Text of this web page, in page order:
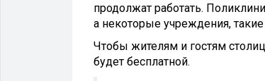
продолжат работать.
а некоторые учреждения, такие
Чтобы жителям и гостям
будет бесплатной.